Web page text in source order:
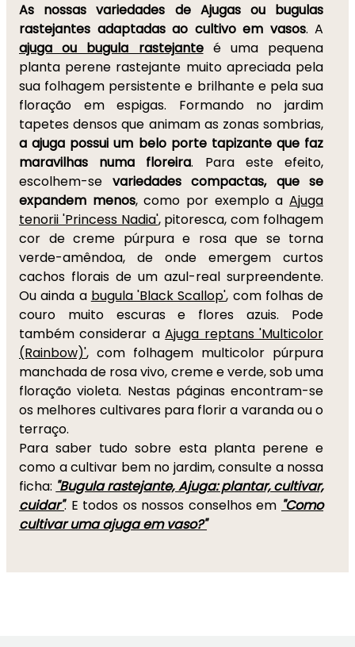
As nossas variedades de Ajugas ou bugulas
rastejantes adaptadas ao cultivo em vasos. A
ajuga ou bugula rastejanteé uma pequena
planta perene rastejante muito apreciada pela
sua folhagem persistente e brilhante e pela sua
floração em espigas. Formando no jardim
tapetes densos que animam as zonas sombrias,
a ajuga possui um belo porte tapizante que faz
maravilhas numa floreira. Para este efeito,
escolhem-se variedades compactas, que se
expandem menos, como por exemplo aAjuga
tenorii 'Princess Nadia', pitoresca, com folhagem
cor de creme púrpura e rosa que se torna
verde-amêndoa, de onde emergem curtos
cachos florais de um azul-real surpreendente.
Ou ainda a bugula 'Black Scallop', com folhas de
couro muito escuras e flores azuis. Pode
também considerar aAjuga reptans 'Multicolor
(Rainbow)', com folhagem multicolor púrpura
manchada de rosa vivo, creme e verde, sob uma
floração violeta. Nestas páginas encontram-se
os melhores cultivares para florir a varanda ou o
terraço.
Para saber tudo sobre esta planta perene e
como a cultivar bem no jardim, consulte a nossa
ficha: "Bugula rastejante, Ajuga: plantar, cultivar,
cuidar". E todos os nossos conselhos em "Como
cultivar uma ajuga em vaso?"